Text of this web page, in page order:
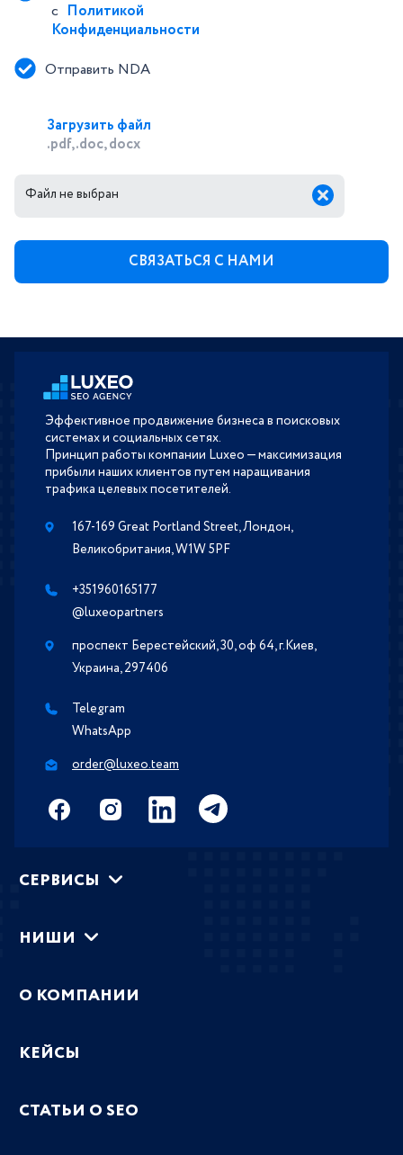
с Политикой
Конфиденциальности
Отправить NDA
Загрузить файл
.pdf, .doc, docx
Файл не выбран
Эффективное продвижение бизнеса в поисковых
системах и социальных сетях.
Принцип работы компании Luxeo — максимизация
прибыли наших клиентов путем наращивания
трафика целевых посетителей.
167-169 Great Portland Street, Лондон,
Великобритания, W1W 5PF
+351960165177
@luxeopartners
проспект Берестейский, 30, оф 64, г.Киев,
Украина, 297406
Telegram
WhatsApp
order@luxeo.team
СЕРВИСЫ
НИШИ
О КОМПАНИИ
КЕЙСЫ
СТАТЬИ О SEO